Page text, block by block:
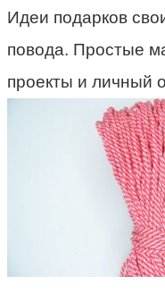
Идеи подарков
повода. Простые
проекты и личный